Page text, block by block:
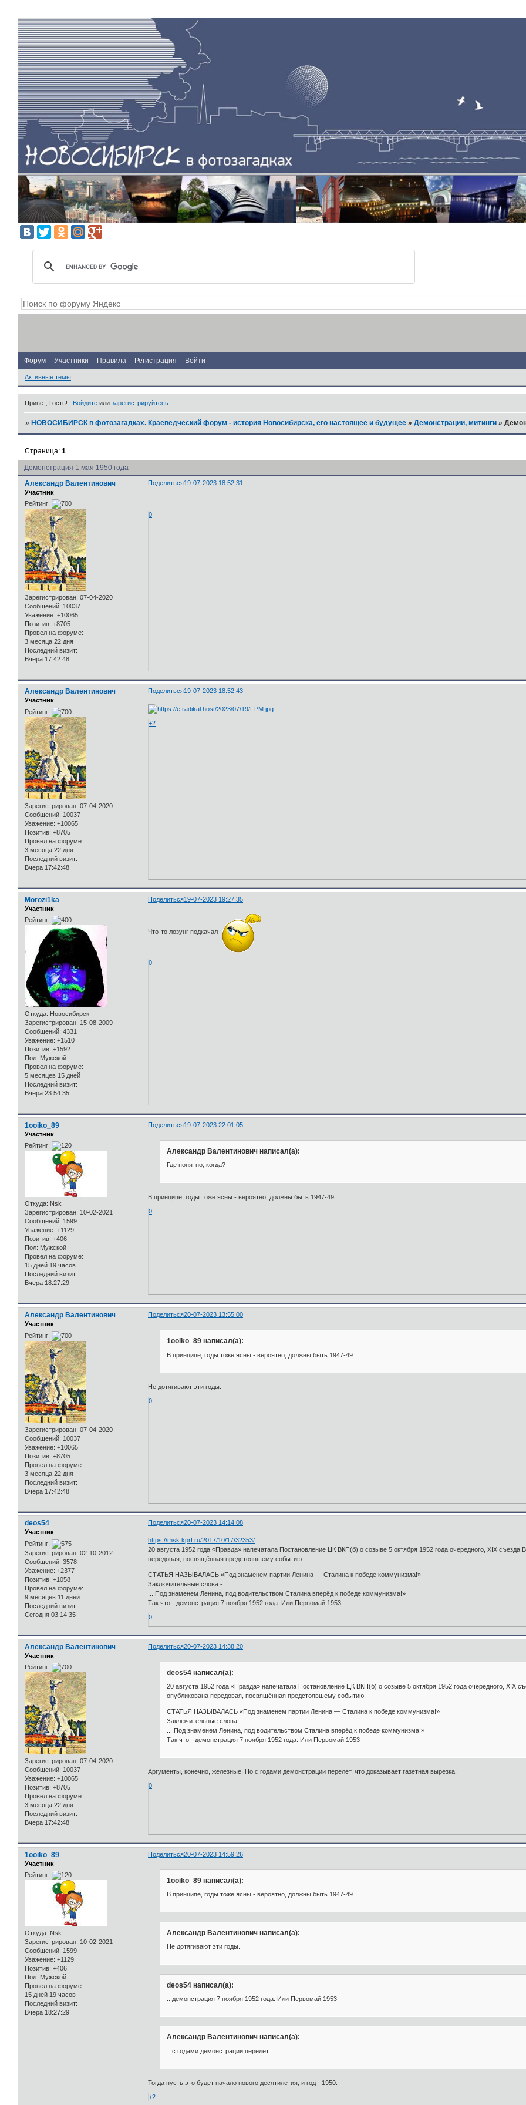
Форум Участники Правила Регистрация Войти
Активные темы
Привет, Гость! Войдитеили зарегистрируйтесь.
»НОВОСИБИРСК в фотозагадках. Краеведческий форум - история Новосибирска, его настоящее и будущее »Демонстрации, митинги »
Демонстрация 1 мая 1950 года
Страница:1
Поделиться19-07-2023 18:52:31
Александр Валентинович
Участник
Рейтинг:
Зарегистрирован: 07-04-2020
Сообщений: 10037
Уважение: +10065
Позитив: +8705
Провел на форуме:
3 месяца 22 дня
Последний визит:
Вчера 17:42:48
0
Поделиться19-07-2023 18:52:43
Александр Валентинович
Участник
Рейтинг:
Зарегистрирован: 07-04-2020
Сообщений: 10037
Уважение: +10065
Позитив: +8705
Провел на форуме:
3 месяца 22 дня
Последний визит:
Вчера 17:42:48
+2
Поделиться19-07-2023 19:27:35
Morozi1ka
Участник
Рейтинг:
Откуда: Новосибирск
Зарегистрирован: 15-08-2009
Сообщений: 4331
Уважение: +1510
Позитив: +1592
Пол: Мужской
Провел на форуме:
5 месяцев 15 дней
Последний визит:
Вчера 23:54:35
Что-то лозунг подкачал
0
Поделиться19-07-2023 22:01:05
1ooiko_89
Участник
Рейтинг:
Откуда: Nsk
Зарегистрирован: 10-02-2021
Сообщений: 1599
Уважение: +1129
Позитив: +406
Пол: Мужской
Провел на форуме:
15 дней 19 часов
Последний визит:
Вчера 18:27:29
Александр Валентинович написал(а):
Где понятно, когда?
В принципе, годы тоже ясны - вероятно, должны быть 1947-49...
0
Поделиться20-07-2023 13:55:00
Александр Валентинович
Участник
Рейтинг:
Зарегистрирован: 07-04-2020
Сообщений: 10037
Уважение: +10065
Позитив: +8705
Провел на форуме:
3 месяца 22 дня
Последний визит:
Вчера 17:42:48
1ooiko_89 написал(а):
В принципе, годы тоже ясны - вероятно, должны быть 1947-49...
Не дотягивают эти годы.
0
Поделиться20-07-2023 14:14:08
deos54
Участник
Рейтинг:
Зарегистрирован: 02-10-2012
Сообщений: 3578
Уважение: +2377
Позитив: +1058
Провел на форуме:
9 месяцев 11 дней
Последний визит:
Сегодня 03:14:35
https://msk.kprf.ru/2017/10/17/32353/
20 августа 1952 года «Правда» напечатала Постановление ЦК ВКП(б) о созыве 5 октября 1952 года очередного, XIX
передовая, посвящённая предстоявшему событию.
СТАТЬЯ НАЗЫВАЛАСЬ «Под знаменем партии Ленина — Сталина к победе коммунизма!»
Заключительные слова -
....Под знаменем Ленина, под водительством Сталина вперёд к победе коммунизма!»
Так что - демонстрация 7 ноября 1952 года. Или Первомай 1953
0
Поделиться20-07-2023 14:38:20
Александр Валентинович
Участник
Рейтинг:
Зарегистрирован: 07-04-2020
Сообщений: 10037
Уважение: +10065
Позитив: +8705
Провел на форуме:
3 месяца 22 дня
Последний визит:
Вчера 17:42:48
deos54 написал(а):
20 августа 1952 года «Правда» напечатала Постановление ЦК ВКП(б) о созыве 5 октября 1952 года очередного,
опубликована передовая, посвящённая предстоявшему событию.
СТАТЬЯ НАЗЫВАЛАСЬ «Под знаменем партии Ленина — Сталина к победе коммунизма!»
Заключительные слова -
....Под знаменем Ленина, под водительством Сталина вперёд к победе коммунизма!»
Так что - демонстрация 7 ноября 1952 года. Или Первомай 1953
Аргументы, конечно, железные. Но с годами демонстрации перелет, что доказывает газетная вырезка.
0
Поделиться20-07-2023 14:59:26
1ooiko_89
Участник
Рейтинг:
Откуда: Nsk
Зарегистрирован: 10-02-2021
Сообщений: 1599
Уважение: +1129
Позитив: +406
Пол: Мужской
Провел на форуме:
15 дней 19 часов
Последний визит:
Вчера 18:27:29
1ooiko_89 написал(а):
В принципе, годы тоже ясны - вероятно, должны быть 1947-49...
Александр Валентинович написал(а):
Не дотягивают эти годы.
deos54 написал(а):
...демонстрация 7 ноября 1952 года. Или Первомай 1953
Александр Валентинович написал(а):
...с годами демонстрации перелет...
Тогда пусть это будет начало нового десятилетия, и год - 1950.
+2